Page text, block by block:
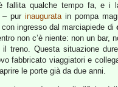
fallita qualche tempo fa, e i
– pur inauguratain pompa
ingresso dal marciapiede di
non c’è niente: non un
treno. Questa situazione
fabbricato viaggiatori e
le porte già da due anni.